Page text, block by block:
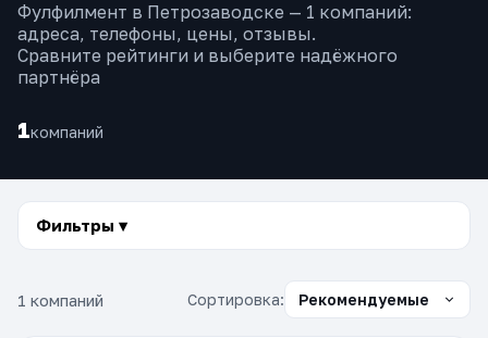
Фулфилмент в Петрозаводске — 1 компаний:
адреса, телефоны, цены, отзывы.
Сравните рейтинги и выберите надёжного
партнёра
1компаний
Фильтры ▾
1 компаний Сортировка: